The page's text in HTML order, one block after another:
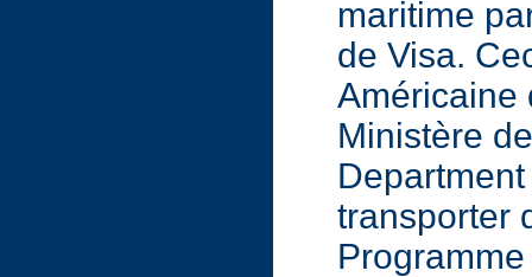
maritime
de Visa.
Américaine
Ministère
transporter